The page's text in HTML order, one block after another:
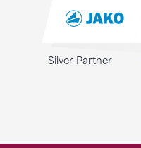
Silver Partner